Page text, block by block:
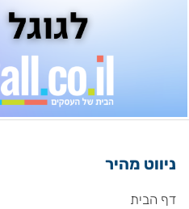
ניווט מהיר
דף הבית